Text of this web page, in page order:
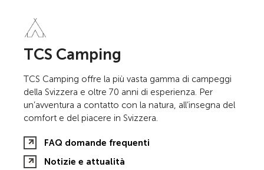
TCS Camping
TCS Camping offre la più vasta gamma di campeggi
della Svizzera e oltre 70 anni di esperienza. Per
un’avventura a contatto con la natura, all’insegna del
comfort e del piacere in Svizzera.
FAQ domande frequenti
Notizie e attualità